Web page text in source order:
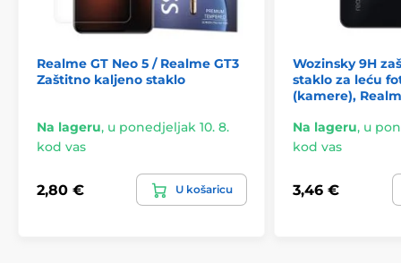
Realme GT Neo 5 / Realme GT3
Zaštitno kaljeno staklo
Na lageru, u ponedjeljak 10. 8.
kod vas
2,80 € U košaricu
Wozinsky 9H
staklo za leću
(kamere),
Na lageru, u
kod vas
3,46 €